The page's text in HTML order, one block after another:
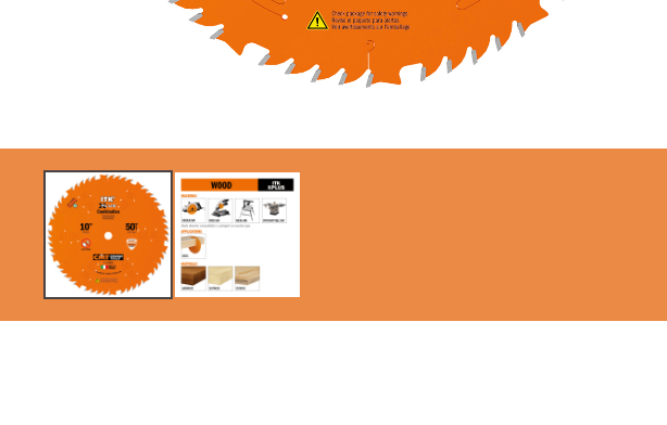
SIERRAS CIRCULARES
CMT CONTRACTOR
TOOLS® - ITK PLUS®
ITK XTREME SAW
BLADES
HOJAS DE SIERRAS